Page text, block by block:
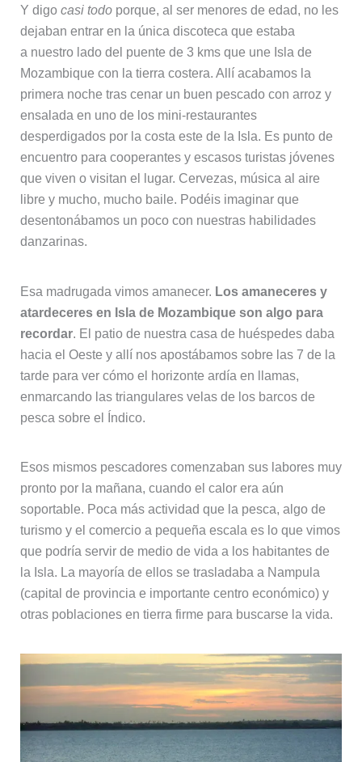
Y digo casi todoporque, al ser menores de edad, no les
dejaban entrar en la única discoteca que estaba
a nuestro lado del puente de 3 kms que une Isla de
Mozambique con la tierra costera. Allí acabamos la
primera noche tras cenar un buen pescado con arroz y
ensalada en uno de los mini-restaurantes
desperdigados por la costa este de la Isla. Es punto de
encuentro para cooperantes y escasos turistas jóvenes
que viven o visitan el lugar. Cervezas, música al aire
libre y mucho, mucho baile. Podéis imaginar que
desentonábamos un poco con nuestras habilidades
danzarinas.
Esa madrugada vimos amanecer. Los amaneceres y
atardeceres en Isla de Mozambique son algo para
recordar. El patio de nuestra casa de huéspedes daba
hacia el Oeste y allí nos apostábamos sobre las 7 de la
tarde para ver cómo el horizonte ardía en llamas,
enmarcando las triangulares velas de los barcos de
pesca sobre el Índico.
Esos mismos pescadores comenzaban sus labores muy
pronto por la mañana, cuando el calor era aún
soportable. Poca más actividad que la pesca, algo de
turismo y el comercio a pequeña escala es lo que vimos
que podría servir de medio de vida a los habitantes de
la Isla. La mayoría de ellos se trasladaba a Nampula
(capital de provincia e importante centro económico) y
otras poblaciones en tierra firme para buscarse la vida.